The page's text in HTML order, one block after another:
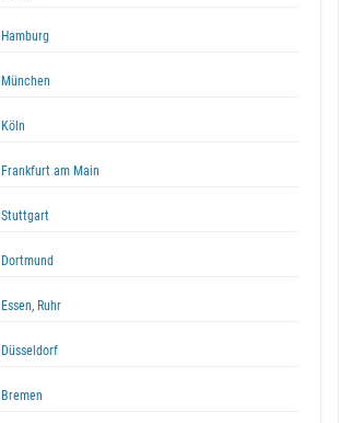
Hamburg
München
Köln
Frankfurt am Main
Stuttgart
Dortmund
Essen, Ruhr
Düsseldorf
Bremen